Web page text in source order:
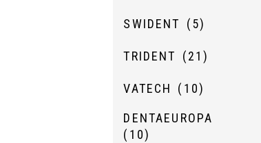
SWIDENT (5)
TRIDENT (21)
VATECH (10)
DENTAEUROPA
(10)